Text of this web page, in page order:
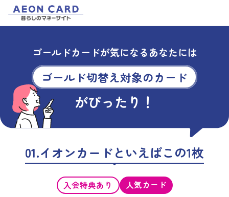
ゴールドカードが気になるあなたには
ゴールド切替え対象のカード
がぴったり！
01.イオンカードといえばこの1枚
入会特典あり 人気カード